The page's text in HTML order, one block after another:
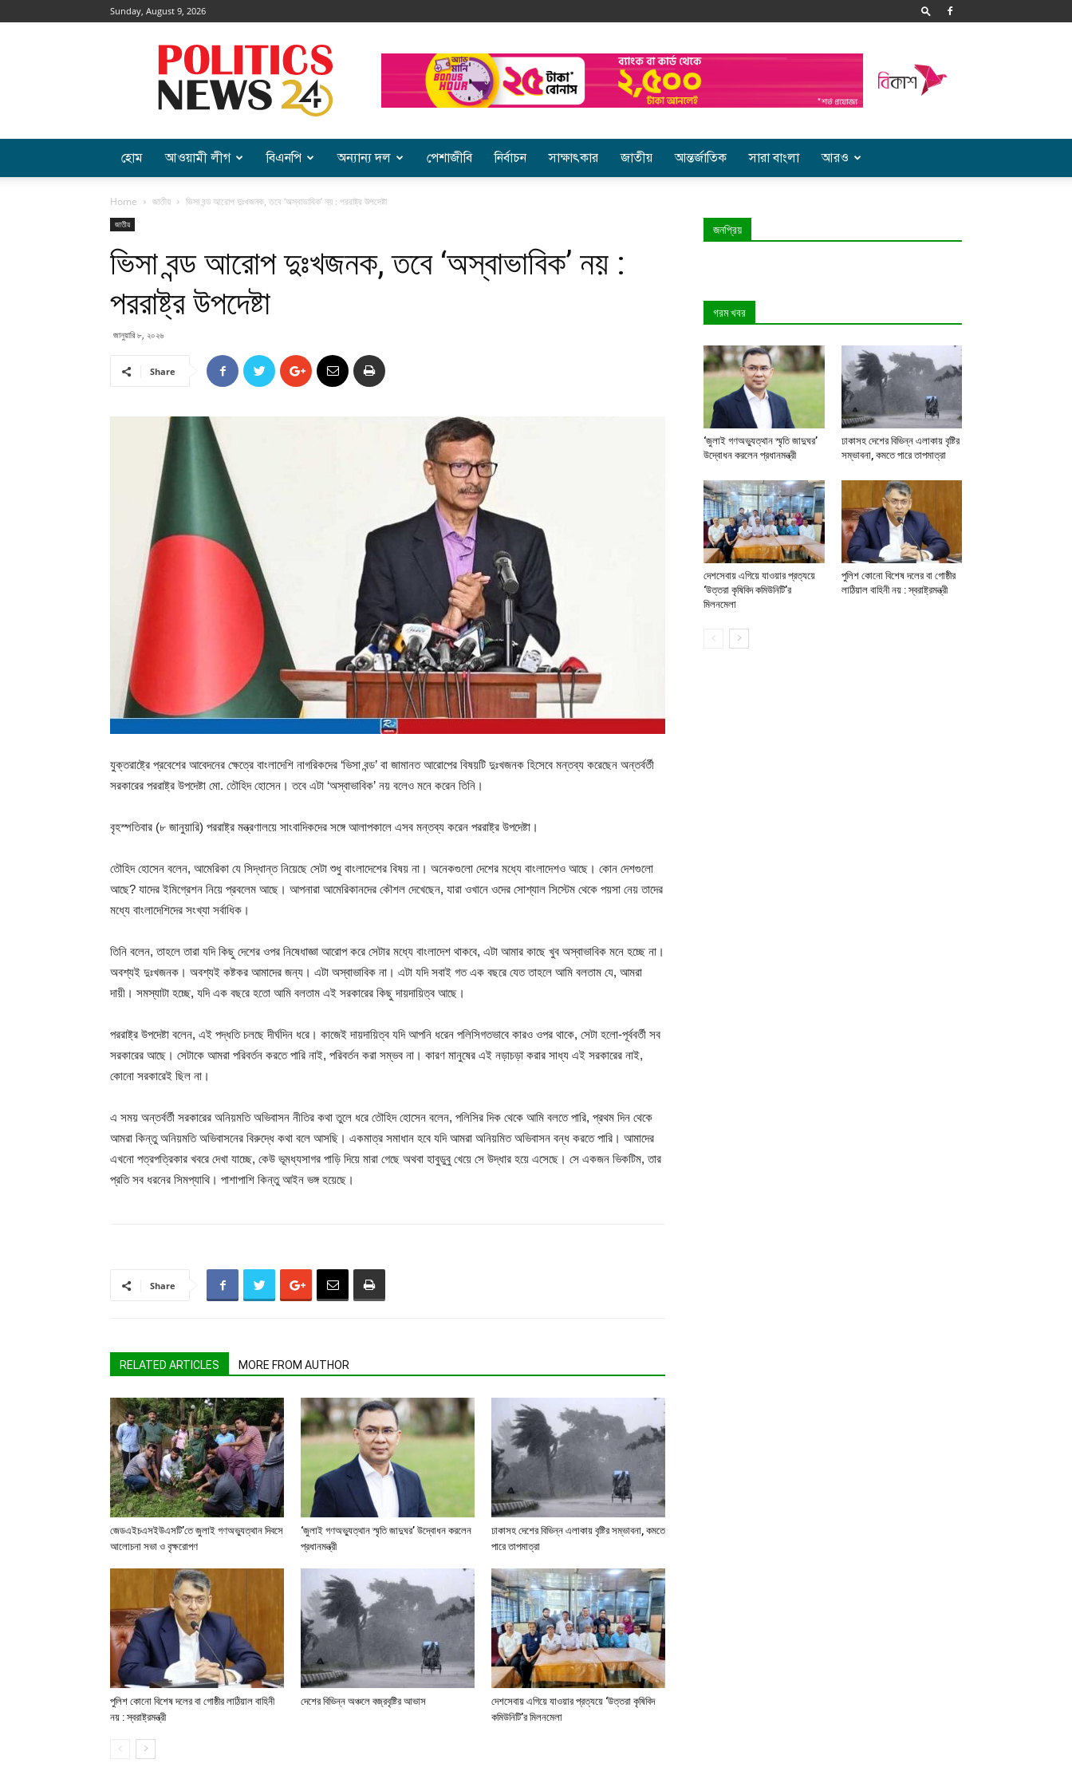
Sunday, August 9, 2026
Politics
হোম আওয়ামী লীগ বিএনপি অন্যান্য দল পেশাজীবি নির্বাচন সাক্ষাৎকার জাতীয় আন্তর্জাতিক সারা বাংলা আরও
Home জাতীয় ভিসা বন্ড আরোপ দুঃখজনক, তবে ‘অস্বাভাবিক’ নয় : পররাষ্ট্র উপদেষ্টা
জাতীয়
ভিসা বন্ড আরোপ দুঃখজনক, তবে ‘অস্বাভাবিক’ নয় :
পররাষ্ট্র উপদেষ্টা
জানুয়ারি ৮, ২০২৬
Share
যুক্তরাষ্ট্রে প্রবেশের আবেদনের ক্ষেত্রে বাংলাদেশি নাগরিকদের ‘ভিসা বন্ড’ বা জামানত আরোপের বিষয়টি দুঃখজনক হিসেবে মন্তব্য করেছেন অন্তর্বর্তী
সরকারের পররাষ্ট্র উপদেষ্টা মো. তৌহিদ হোসেন। তবে এটা ‘অস্বাভাবিক’ নয় বলেও মনে করেন তিনি।
বৃহস্পতিবার (৮ জানুয়ারি) পররাষ্ট্র মন্ত্রণালয়ে সাংবাদিকদের সঙ্গে আলাপকালে এসব মন্তব্য করেন পররাষ্ট্র উপদেষ্টা।
তৌহিদ হোসেন বলেন, আমেরিকা যে সিদ্ধান্ত নিয়েছে সেটা শুধু বাংলাদেশের বিষয় না। অনেকগুলো দেশের মধ্যে বাংলাদেশও আছে। কোন দেশগুলো
আছে? যাদের ইমিগ্রেশন নিয়ে প্রবলেম আছে। আপনারা আমেরিকানদের কৌশল দেখেছেন, যারা ওখানে ওদের সোশ্যাল সিস্টেম থেকে পয়সা নেয় তাদের
মধ্যে বাংলাদেশিদের সংখ্যা সর্বাধিক।
তিনি বলেন, তাহলে তারা যদি কিছু দেশের ওপর নিষেধাজ্ঞা আরোপ করে সেটার মধ্যে বাংলাদেশ থাকবে, এটা আমার কাছে খুব অস্বাভাবিক মনে হচ্ছে না।
অবশ্যই দুঃখজনক। অবশ্যই কষ্টকর আমাদের জন্য। এটা অস্বাভাবিক না। এটা যদি সবাই গত এক বছরে যেত তাহলে আমি বলতাম যে, আমরা
দায়ী। সমস্যাটা হচ্ছে, যদি এক বছরে হতো আমি বলতাম এই সরকারের কিছু দায়দায়িত্ব আছে।
পররাষ্ট্র উপদেষ্টা বলেন, এই পদ্ধতি চলছে দীর্ঘদিন ধরে। কাজেই দায়দায়িত্ব যদি আপনি ধরেন পলিসিগতভাবে কারও ওপর থাকে, সেটা হলো-পূর্ববর্তী সব
সরকারের আছে। সেটাকে আমরা পরিবর্তন করতে পারি নাই, পরিবর্তন করা সম্ভব না। কারণ মানুষের এই নড়াচড়া করার সাধ্য এই সরকারের নাই,
কোনো সরকারেই ছিল না।
এ সময় অন্তর্বর্তী সরকারের অনিয়মতি অভিবাসন নীতির কথা তুলে ধরে তৌহিদ হোসেন বলেন, পলিসির দিক থেকে আমি বলতে পারি, প্রথম দিন থেকে
আমরা কিন্তু অনিয়মতি অভিবাসনের বিরুদ্ধে কথা বলে আসছি। একমাত্র সমাধান হবে যদি আমরা অনিয়মিত অভিবাসন বন্ধ করতে পারি। আমাদের
এখনো পত্রপত্রিকার খবরে দেখা যাচ্ছে, কেউ ভূমধ্যসাগর পাড়ি দিয়ে মারা গেছে অথবা হাবুডুবু খেয়ে সে উদ্ধার হয়ে এসেছে। সে একজন ভিকটিম, তার
প্রতি সব ধরনের সিমপ্যাথি। পাশাপাশি কিন্তু আইন ভঙ্গ হয়েছে।
Share
RELATED ARTICLES MORE FROM AUTHOR
জেডএইচএসইউএসটি’তে জুলাই গণঅভ্যুত্থান দিবসে
আলোচনা সভা ও বৃক্ষরোপণ
‘জুলাই গণঅভ্যুত্থান স্মৃতি জাদুঘর’ উদ্বোধন করলেন
প্রধানমন্ত্রী
ঢাকাসহ দেশের বিভিন্ন এলাকায় বৃষ্টির সম্ভাবনা, কমতে
পারে তাপমাত্রা
পুলিশ কোনো বিশেষ দলের বা গোষ্ঠীর লাঠিয়াল বাহিনী
নয় : স্বরাষ্ট্রমন্ত্রী
দেশের বিভিন্ন অঞ্চলে বজ্রবৃষ্টির আভাস
দেশসেবায় এগিয়ে যাওয়ার প্রত্যয়ে ‘উত্তরা কৃষিবিদ
কমিউনিটি’র মিলনমেলা
জনপ্রিয়
গরম খবর
‘জুলাই গণঅভ্যুত্থান স্মৃতি জাদুঘর’
উদ্বোধন করলেন প্রধানমন্ত্রী
ঢাকাসহ দেশের বিভিন্ন এলাকায় বৃষ্টির
সম্ভাবনা, কমতে পারে তাপমাত্রা
দেশসেবায় এগিয়ে যাওয়ার প্রত্যয়ে
‘উত্তরা কৃষিবিদ কমিউনিটি’র
মিলনমেলা
পুলিশ কোনো বিশেষ দলের বা গোষ্ঠীর
লাঠিয়াল বাহিনী নয় : স্বরাষ্ট্রমন্ত্রী